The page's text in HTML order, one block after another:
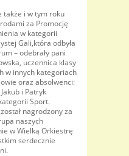
także i w tym roku
za Promocję
w kategorii
Gali,która odbyła
– odebrały pani
uczennica klasy
w innych kategoriach
oraz absolwenci:
i Patryk
Sport.
nagrodzony za
naszych
w Wielką Orkiestrę
serdecznie